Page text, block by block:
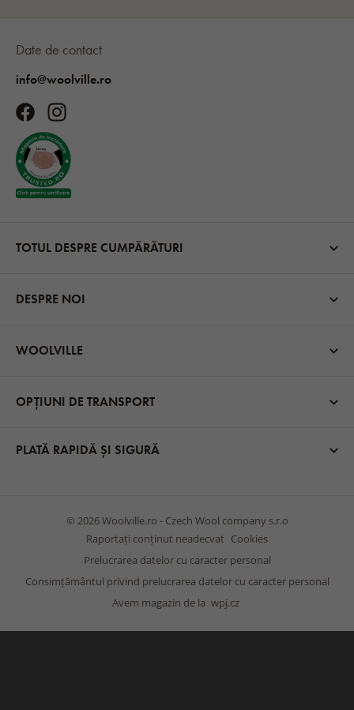
Date de contact
info@woolville.ro
TOTUL DESPRE CUMPĂRĂTURI
DESPRE NOI
WOOLVILLE
OPȚIUNI DE TRANSPORT
PLATĂ RAPIDĂ ȘI SIGURĂ
© 2026 Woolville.ro - Czech Wool company s.r.o
Raportați conținut neadecvat Cookies
Prelucrarea datelor cu caracter personal
Consimțământul privind prelucrarea datelor cu caracter personal
Avem magazin de la wpj.cz